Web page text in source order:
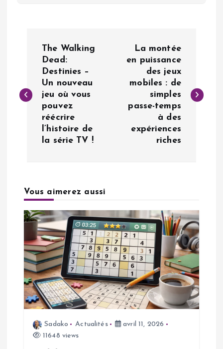
v
t
o
n
d
e
The Walking
Dead:
Destinies –
Un nouveau
jeu où vous
pouvez
réécrire
l’histoire de
la série TV !
La montée
en puissance
des jeux
mobiles : de
simples
passe-temps
à des
expériences
riches
Vous aimerez aussi
Sadako Actualités
avril 11, 2026
11648 views